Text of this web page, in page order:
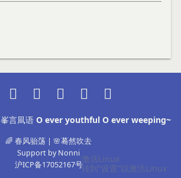
    
峯言凬语 O ever youthful O ever weeping~
🌈 春风骀荡 | 🌸蓦然吹去
Support byNonni
沪ICP备17052167号